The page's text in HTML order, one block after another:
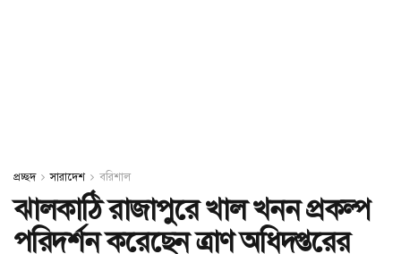
প্রচ্ছদ সারাদেশ বরিশাল
ঝালকাঠি রাজাপুরে খাল খনন প্রকল্প
পরিদর্শন করেছেন ত্রাণ অধিদপ্তরের